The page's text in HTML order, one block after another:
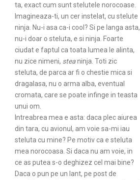
ta, exact cum sunt stelutele norocoase.
Imagineaza-ti, un cer instelat, cu stelute
ninja. Nu-i asa ca-i cool? Si pe langa asta,
nu-i doar o steluta, e si ninja. Foarte
ciudat e faptul ca toata lumea le alinta,
nu zice nimeni, steaninja. Toti zic
steluta, de parca ar fi o chestie mica si
dragalasa, nu o arma alba, eventual
cromata, care se poate infinge in teasta
unui om.
Intreabrea mea e asta: daca plec aiurea
din tara, cu avionul, am voie sa-mi iau
steluta cu mine? Pe motiv ca e steluta
mea norocoasa. Si daca nu am voie, in
ce as putea s-o deghizez cel mai bine?
Daca o pun pe un lant, pe post de